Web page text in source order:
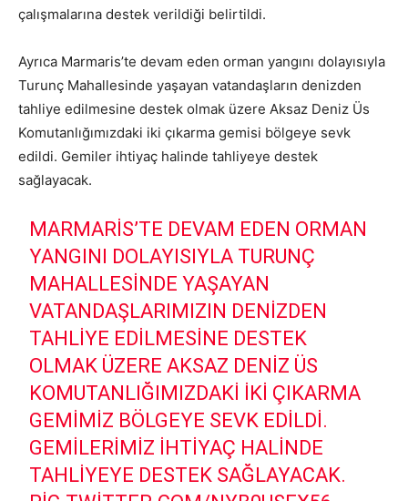
çalışmalarına destek verildiği belirtildi.
Ayrıca Marmaris’te devam eden orman yangını dolayısıyla
Turunç Mahallesinde yaşayan vatandaşların denizden
tahliye edilmesine destek olmak üzere Aksaz Deniz Üs
Komutanlığımızdaki iki çıkarma gemisi bölgeye sevk
edildi. Gemiler ihtiyaç halinde tahliyeye destek
sağlayacak.
MARMARIS’TE DEVAM EDEN ORMAN
YANGINI DOLAYISIYLA TURUNÇ
MAHALLESINDE YAŞAYAN
VATANDAŞLARIMIZIN DENIZDEN
TAHLIYE EDILMESINE DESTEK
OLMAK ÜZERE AKSAZ DENIZ ÜS
KOMUTANLIĞIMIZDAKI IKI ÇIKARMA
GEMIMIZ BÖLGEYE SEVK EDILDI.
GEMILERIMIZ IHTIYAÇ HALINDE
TAHLIYEYE DESTEK SAĞLAYACAK.